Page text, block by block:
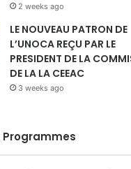
2 weeks ago
LE NOUVEAU PATRON DE
L’UNOCA REÇU PAR LE
PRESIDENT DE LA
DE LA LA CEEAC
3 weeks ago
Programmes